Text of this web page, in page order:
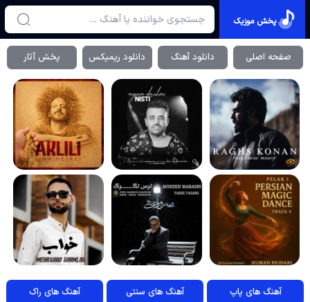
پخش موزیک
صفحه اصلی دانلود آهنگ دانلود ریمیکس پخش آثار
آهنگ های پاپ آهنگ های سنتی آهنگ های راک